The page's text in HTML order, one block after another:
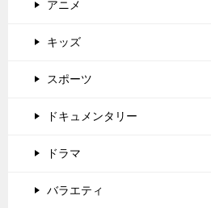
アニメ
キッズ
スポーツ
ドキュメンタリー
ドラマ
バラエティ